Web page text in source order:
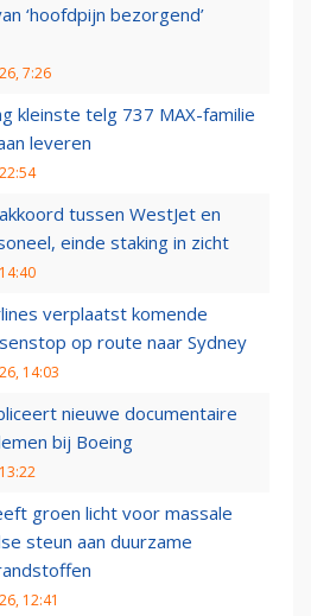
‘hoofdpijn bezorgend’
7:26
kleinste telg 737 MAX-familie
leveren
tussen WestJet en
einde staking in zicht
verplaatst komende
op route naar Sydney
14:03
nieuwe documentaire
bij Boeing
groen licht voor massale
steun aan duurzame
12:41